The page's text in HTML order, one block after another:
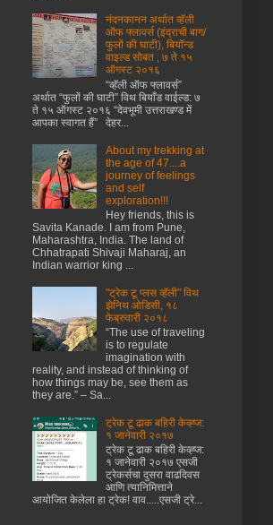
नंदनकानन अर्थात व्हॅली
ऑफ फ्लावर्स (इंद्राची बाग/
फुलों की घाटी), बियॉन्ड
वाइल्ड सोबत , ७ ते १५
ऑगस्ट २०१६
“व्हॅली ऑफ फ्लावर्स”
अर्थात “फुलों की घाटी” विथ बियाँड वाईल्ड: ७
ते १५ ऑगस्ट २०१६ “देवभूमी उत्तराखण्ड में
आपका स्वागत हैं” देहर...
About my trekking at
the age of 47....a
journey of feelings
and self
exploration!!!
Hey friends, this is
Savita Kanade. I am from Pune,
Maharashtra, India. The land of
Chhatrapati Shivaji Maharaj, an
Indian warrior king ...
"ट्रेक टू प्लस व्हॅली" विथ
झेनिथ ओडिसी, १८
फेब्रुवारी २०१८
“The use of traveling
is to regulate
imagination with
reality, and instead of thinking of
how things may be, see them as
they are.” – Sa...
ट्रेक टू ढाक बहिरी केव्ह्ज:
१ जानेवारी २०१७
ट्रेक टू ढाक बहिरी केव्ह्ज:
१ जानेवारी २०१७ एसजी
ट्रेकर्सचा दुसरा वाढदिवस
आणि त्यानिमित्ताने
आयोजित केलेला हा ट्रेक! वाव.....एसजी ट्रे...